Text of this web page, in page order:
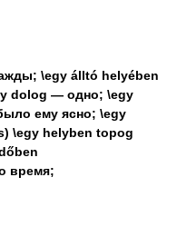
\egy álltó helyében
dolog — одно; \egy
ему ясно; \egy
\egy helyben topog
время;